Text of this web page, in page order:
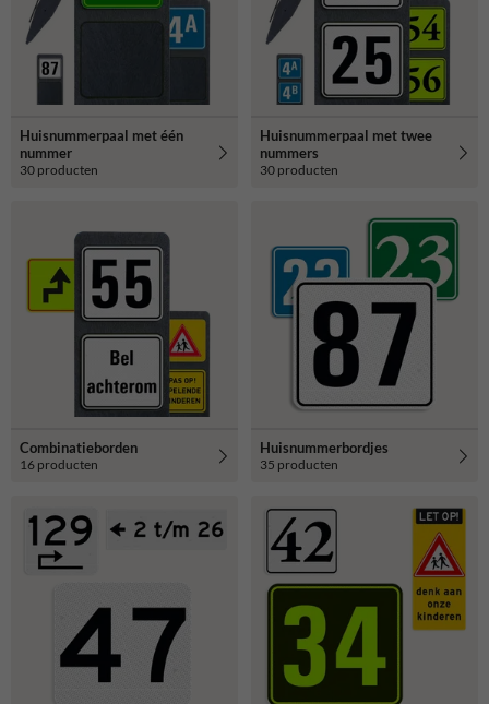
Huisnummerpaal met één
nummer
30 producten
Huisnummerpaal met twee
nummers
30 producten
Combinatieborden
16 producten
Huisnummerbordjes
35 producten